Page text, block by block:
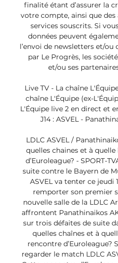
finalité étant d’assurer la
votre compte, ainsi que
services souscrits. Si
données peuvent
l’envoi de newsletters et/
par Le Progrès, les
et/ou ses
Live TV - La chaîne
chaîne L'Équipe (ex-
L'Équipe live 2 en direct et
J14 : ASVEL -
LDLC ASVEL /
quelles chaines et à
d’Euroleague? - SPORT-
suite contre le Bayern de
ASVEL va tenter ce jeudi
remporter son premier
nouvelle salle de la LDLC
affrontent Panathinaikos
sur trois défaites de suite
quelles chaînes et à
rencontre d’Euroleague?
regarder le match LDLC